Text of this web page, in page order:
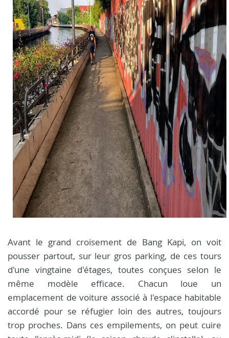
Avant le grand croisement de Bang Kapi, on voit
pousser partout, sur leur gros parking, de ces tours
d'une vingtaine d'étages, toutes conçues selon le
même modèle efficace. Chacun loue un
emplacement de voiture associé à l'espace habitable
accordé pour se réfugier loin des autres, toujours
trop proches. Dans ces empilements, on peut cuire